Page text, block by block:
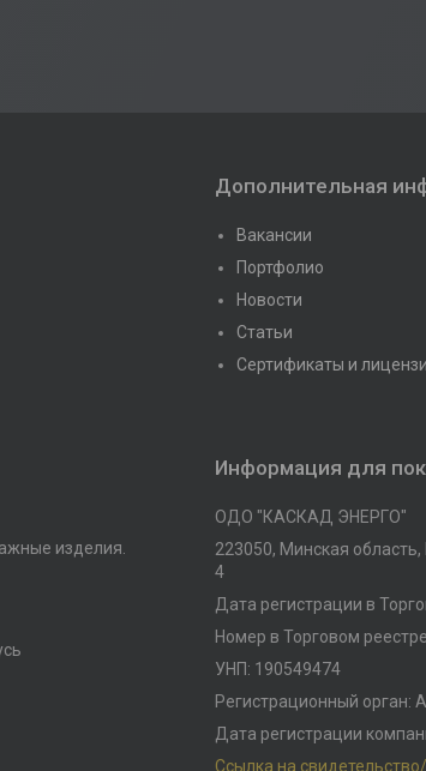
Дополнительная
Вакансии
Портфолио
Новости
Статьи
Сертификаты и
изделия.
Информация для
ОДО "КАСКАД ЭНЕРГО"
223050, Минская
4
Дата регистрации в
Номер в Торговом
УНП: 190549474
Регистрационный орган:
Дата регистрации
Ссылка на